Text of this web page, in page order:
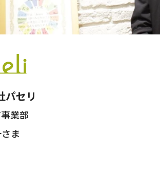
パセリ
業部
ま